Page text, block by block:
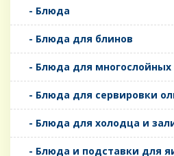
- Блюда
- Блюда для блинов
- Блюда для многослойных
- Блюда для сервировки
- Блюда для холодца и
- Блюда и подставки для